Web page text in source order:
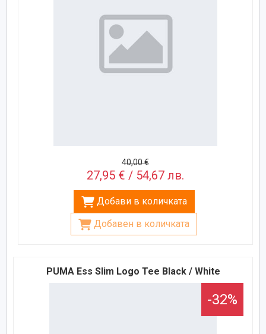
40,00 €
27,95 € / 54,67 лв.
Добави в количката
Добавен в количката
PUMA Ess Slim Logo Tee Black / White
-32%